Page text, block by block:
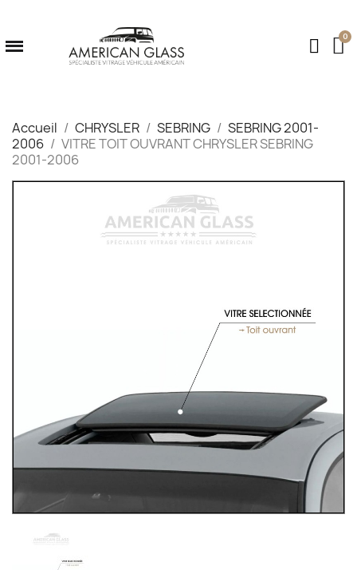
Accueil CHRYSLER SEBRING
SEBRING 2001-
2006
VITRE TOIT OUVRANT CHRYSLER SEBRING
2001-2006